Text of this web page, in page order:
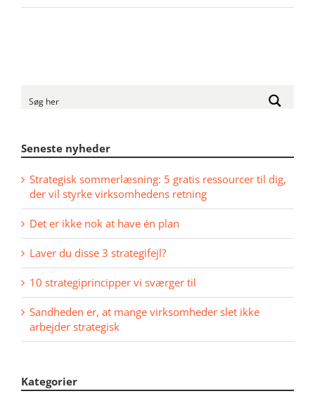
Seneste nyheder
Strategisk sommerlæsning: 5 gratis ressourcer til dig,
der vil styrke virksomhedens retning
Det er ikke nok at have én plan
Laver du disse 3 strategifejl?
10 strategiprincipper vi sværger til
Sandheden er, at mange virksomheder slet ikke
arbejder strategisk
Kategorier